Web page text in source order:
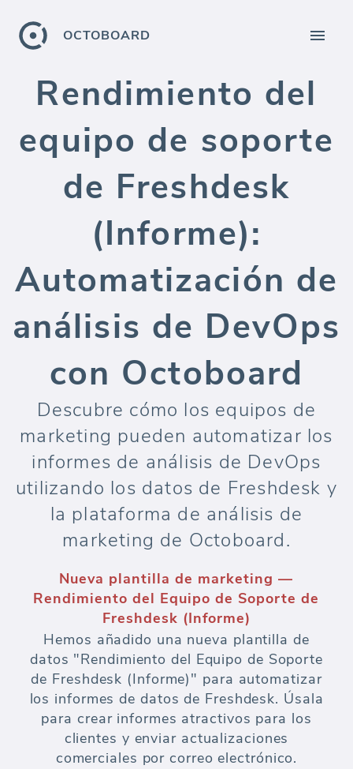
OCTOBOARD
Rendimiento del
equipo de soporte
de Freshdesk
(Informe):
Automatización de
análisis de DevOps
con Octoboard
Descubre cómo los equipos de
marketing pueden automatizar los
informes de análisis de DevOps
utilizando los datos de Freshdesk y
la plataforma de análisis de
marketing de Octoboard.
Nueva plantilla de marketing —
Rendimiento del Equipo de Soporte de
Freshdesk (Informe)
Hemos añadido una nueva plantilla de
datos "Rendimiento del Equipo de Soporte
de Freshdesk (Informe)" para automatizar
los informes de datos de Freshdesk. Úsala
para crear informes atractivos para los
clientes y enviar actualizaciones
comerciales por correo electrónico.